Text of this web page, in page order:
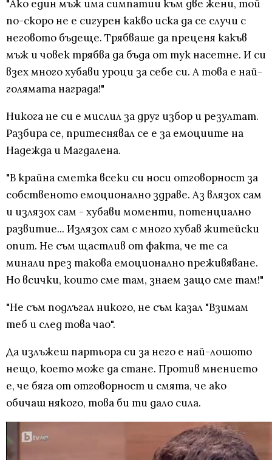
"Ако един мъж има симпатии към две жени, той
по-скоро не е сигурен какво иска да се случи с
неговото бъдеще. Трябваше да преценя какъв
мъж и човек трябва да бъда от тук насетне. И си
взех много хубави уроци за себе си. А това е най-
голямата награда!"
Никога не си е мислил за друг избор и резултат.
Разбира се, притеснявал се е за емоциите на
Надежда и Магдалена.
"В крайна сметка всеки си носи отговорност за
собственото емоционално здраве. Аз влязох сам
и излязох сам - хубави моменти, потенциално
развитие... Излязох сам с много хубав житейски
опит. Не съм щастлив от факта, че те са
минали през такова емоционално преживяване.
Но всички, които сме там, знаем защо сме там!"
"Не съм подлъгал никого, не съм казал "Взимам
теб и след това чао".
Да излъжеш партьора си за него е най-лошото
нещо, което може да стане. Против мнението
е, че бяга от отговорност и смята, че ако
обичаш някого, това би ти дало сила.